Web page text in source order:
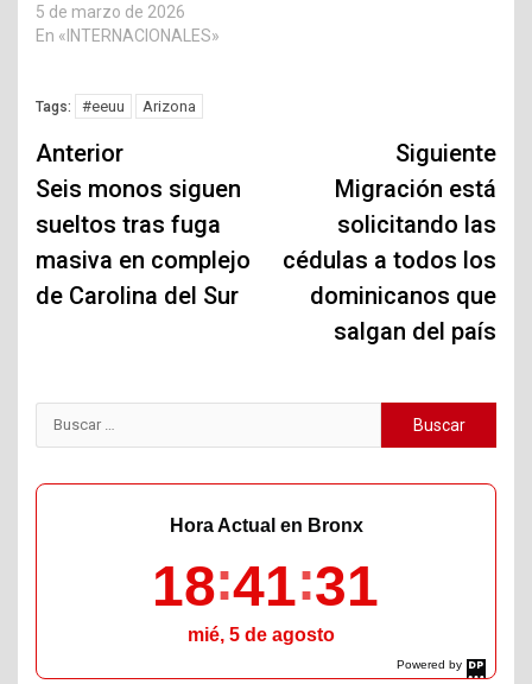
5 de marzo de 2026
En «INTERNACIONALES»
Tags: #eeuu Arizona
Navegación
de
entradas
Anterior
Seis monos siguen
sueltos tras fuga
masiva en complejo
de Carolina del Sur
Siguiente
Migración está
solicitando las
cédulas a todos los
dominicanos que
salgan del país
Buscar:
Powered by
DaysPedia.com
Hora Actual en Bronx
18 41 32
mié, 5 de agosto